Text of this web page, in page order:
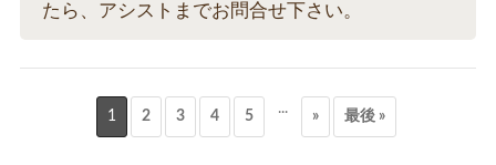
たら、アシストまでお問合せ下さい。
1 2 3 4 5 ... » 最後 »